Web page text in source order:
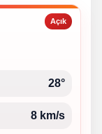
Açık
28°
8 km/s